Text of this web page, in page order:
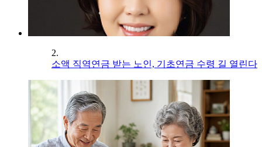
2.
소액 직역연금 받는 노인, 기초연금 수령 길 열린다